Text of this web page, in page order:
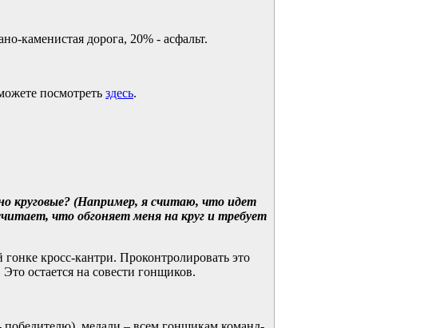
каменистая дорога, 20% - асфальт.
посмотреть здесь.
круговые? (Например, я считаю, что идет
что обгоняет меня на круг и требует
кросс-кантри. Проконтролировать это
остается на совести гонщиков.